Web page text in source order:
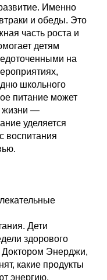
Именно
и обеды. Это
часть роста и
детям
на
школьного
питание может
жизни —
уделяется
воспитания
Дети
здорового
Энерджи,
какие продукты
энергию.